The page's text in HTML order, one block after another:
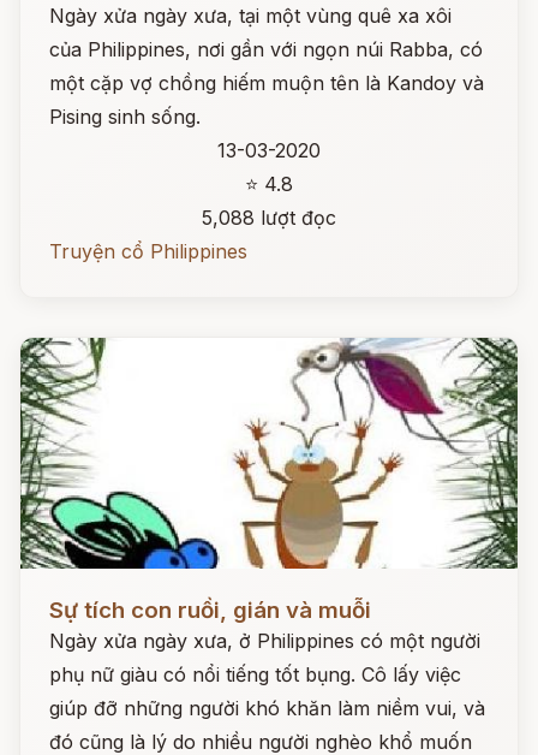
Ngày xửa ngày xưa, tại một vùng quê xa xôi
của Philippines, nơi gần với ngọn núi Rabba, có
một cặp vợ chồng hiếm muộn tên là Kandoy và
Pising sinh sống.
13-03-2020
⭐ 4.8
5,088 lượt đọc
Truyện cổ Philippines
Sự tích con ruồi, gián và muỗi
Ngày xửa ngày xưa, ở Philippines có một người
phụ nữ giàu có nổi tiếng tốt bụng. Cô lấy việc
giúp đỡ những người khó khăn làm niềm vui, và
đó cũng là lý do nhiều người nghèo khổ muốn